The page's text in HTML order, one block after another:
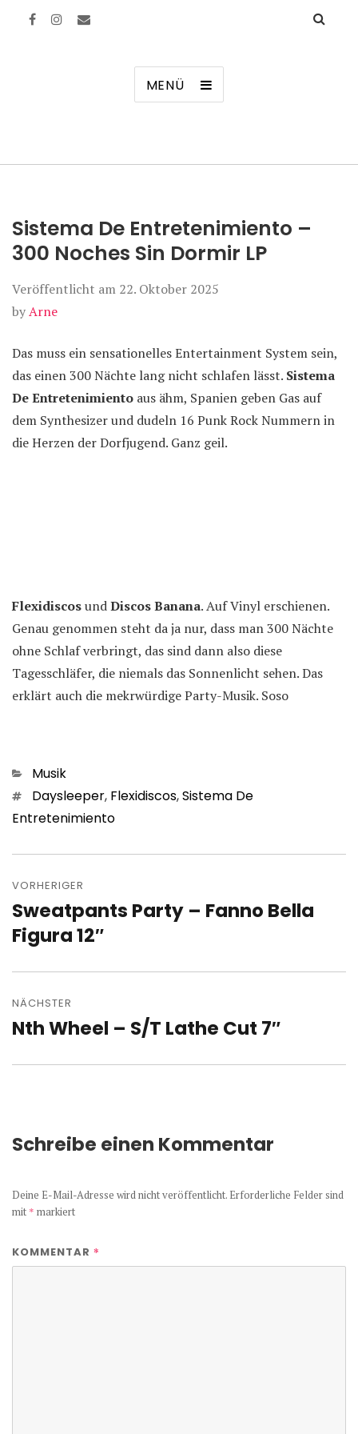
MENÜ
Sistema De Entretenimiento –
300 Noches Sin Dormir LP
Veröffentlicht am 22. Oktober 2025
byArne
Das muss ein sensationelles Entertainment System sein,
das einen 300 Nächte lang nicht schlafen lässt. Sistema
De Entretenimiento aus ähm, Spanien geben Gas auf
dem Synthesizer und dudeln 16 Punk Rock Nummern in
die Herzen der Dorfjugend. Ganz geil.
FlexidiscosundDiscos Banana. Auf Vinyl erschienen.
Genau genommen steht da ja nur, dass man 300 Nächte
ohne Schlaf verbringt, das sind dann also diese
Tagesschläfer, die niemals das Sonnenlicht sehen. Das
erklärt auch die mekrwürdige Party-Musik. Soso
Kategorien
Musik
Schlagwörter
Daysleeper, Flexidiscos,Sistema De
Entretenimiento
VORHERIGER
Vorheriger
Beitrag:
Sweatpants Party – Fanno Bella
Figura 12″
NÄCHSTER
Nächster
Nth Wheel – S/T Lathe Cut 7″
Schreibe einen Kommentar
Deine E-Mail-Adresse wird nicht veröffentlicht. Erforderliche Felder sind
mit * markiert
KOMMENTAR *